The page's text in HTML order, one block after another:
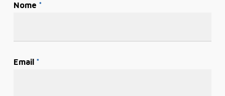
Nome *
Email *